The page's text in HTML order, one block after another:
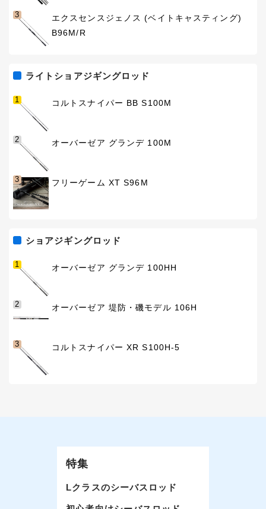
3
エクスセンスジェノス (ベイトキャスティング)
B96M/R
ライトショアジギングロッド
1 コルトスナイパー BB S100M
2 オーバーゼア グランデ 100M
3 フリーゲーム XT S96M
ショアジギングロッド
1 オーバーゼア グランデ 100HH
2 オーバーゼア 堤防・磯モデル 106H
3 コルトスナイパー XR S100H-5
特集
Lクラスのシーバスロッド